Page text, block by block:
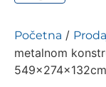
Početna /
metalnom